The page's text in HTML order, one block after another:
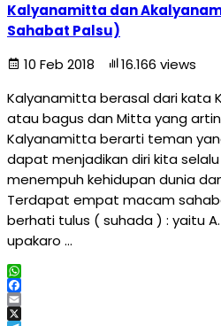
Kalyanamitta dan
Sahabat Palsu)
10 Feb 2018
16.166 views
Kalyanamitta berasal dari kata
atau bagus dan Mitta yang
Kalyanamitta berarti teman
dapat menjadikan diri kita
menempuh kehidupan dunia
Terdapat empat macam
berhati tulus ( suhada ) : yaitu
upakaro …
WhatsApp
Facebook
Email